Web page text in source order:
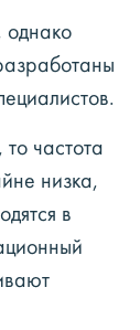
однако
частота
низка,
в